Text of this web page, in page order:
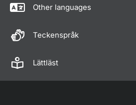
Other languages
Teckenspråk
Lättläst